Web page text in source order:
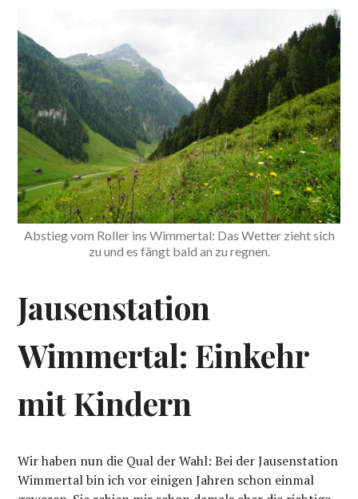
Abstieg vom Roller ins Wimmertal: Das Wetter zieht sich
zu und es fängt bald an zu regnen.
Jausenstation
Wimmertal: Einkehr
mit Kindern
Wir haben nun die Qual der Wahl: Bei der Jausenstation
Wimmertal bin ich vor einigen Jahren schon einmal